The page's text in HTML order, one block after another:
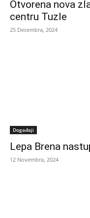
Otvorena nova
centru Tuzle
25 Decembra, 2024
Događaji
Lepa Brena
12 Novembra, 2024